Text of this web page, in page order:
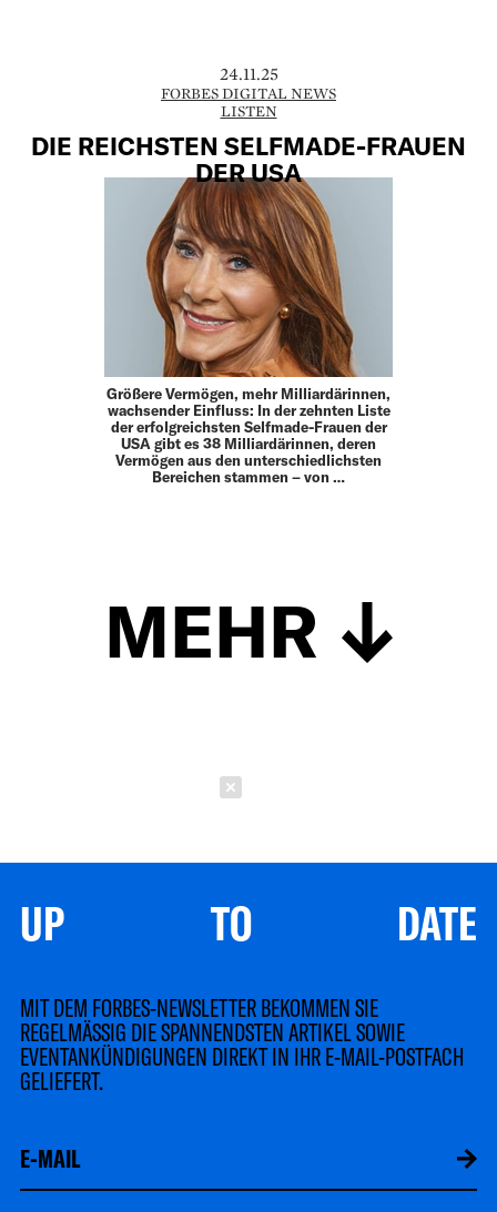
24.11.25
FORBES DIGITAL NEWS
LISTEN
DIE REICHSTEN SELFMADE-FRAUEN
DER USA
Größere Vermögen, mehr Milliardärinnen,
wachsender Einfluss: In der zehnten Liste
der erfolgreichsten Selfmade-Frauen der
USA gibt es 38 Milliardärinnen, deren
Vermögen aus den unterschiedlichsten
Bereichen stammen – von …
MEHR
UP TO DATE
MIT DEM FORBES-NEWSLETTER BEKOMMEN SIE
REGELMÄSSIG DIE SPANNENDSTEN ARTIKEL SOWIE
EVENTANKÜNDIGUNGEN DIREKT IN IHR E-MAIL-POSTFACH
GELIEFERT.